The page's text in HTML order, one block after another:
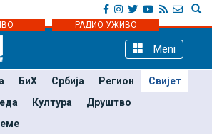
РАДИО УЖИВО
Meni
БиХ Србија Регион
Свијет
Култура
Друштво